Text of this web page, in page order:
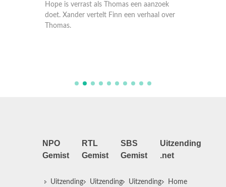
Hope is verrast als Thomas een aanzoek
doet. Xander vertelt Finn een verhaal over
Thomas.
NPO
Gemist
Uitzending
RTL
Gemist
Uitzending
SBS
Gemist
Uitzending
Uitzending
.net
Home